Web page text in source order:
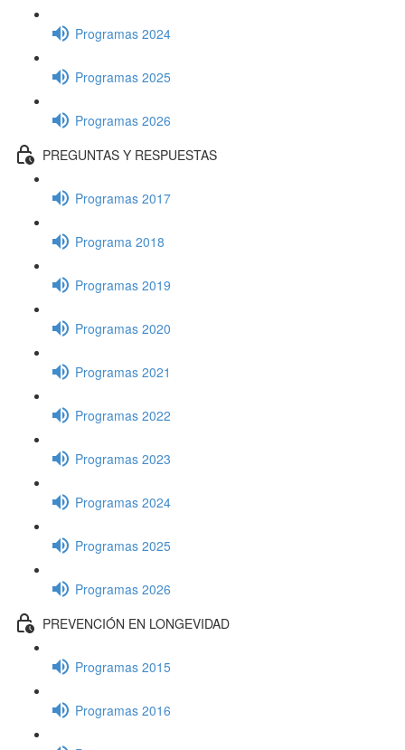
Programas 2024
Programas 2025
Programas 2026
PREGUNTAS Y RESPUESTAS
Programas 2017
Programa 2018
Programas 2019
Programas 2020
Programas 2021
Programas 2022
Programas 2023
Programas 2024
Programas 2025
Programas 2026
PREVENCIÓN EN LONGEVIDAD
Programas 2015
Programas 2016